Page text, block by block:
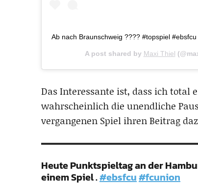
Ab nach Braunschweig ???? #topspiel
A post shared by Maxi Thiel
Das Interessante ist, dass ich total
wahrscheinlich die unendliche
vergangenen Spiel ihren Beitrag
Heute Punktspieltag an der
einem Spiel .#ebsfcu#fcunion